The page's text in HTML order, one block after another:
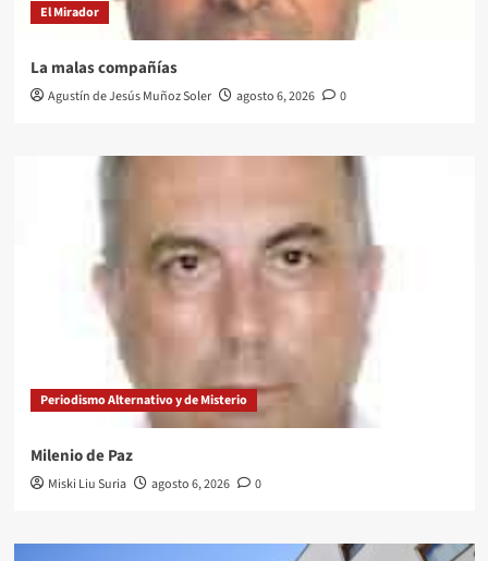
El Mirador
La malas compañías
Agustín de Jesús Muñoz Soler agosto 6, 2026 0
Periodismo Alternativo y de Misterio
Milenio de Paz
Miski Liu Suria agosto 6, 2026 0